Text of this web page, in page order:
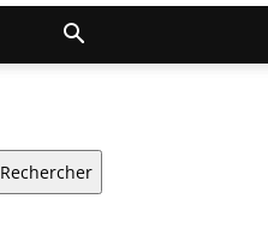
Rechercher